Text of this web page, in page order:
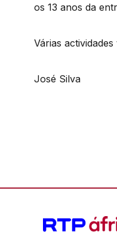
os 13 anos da
Várias
José Silva